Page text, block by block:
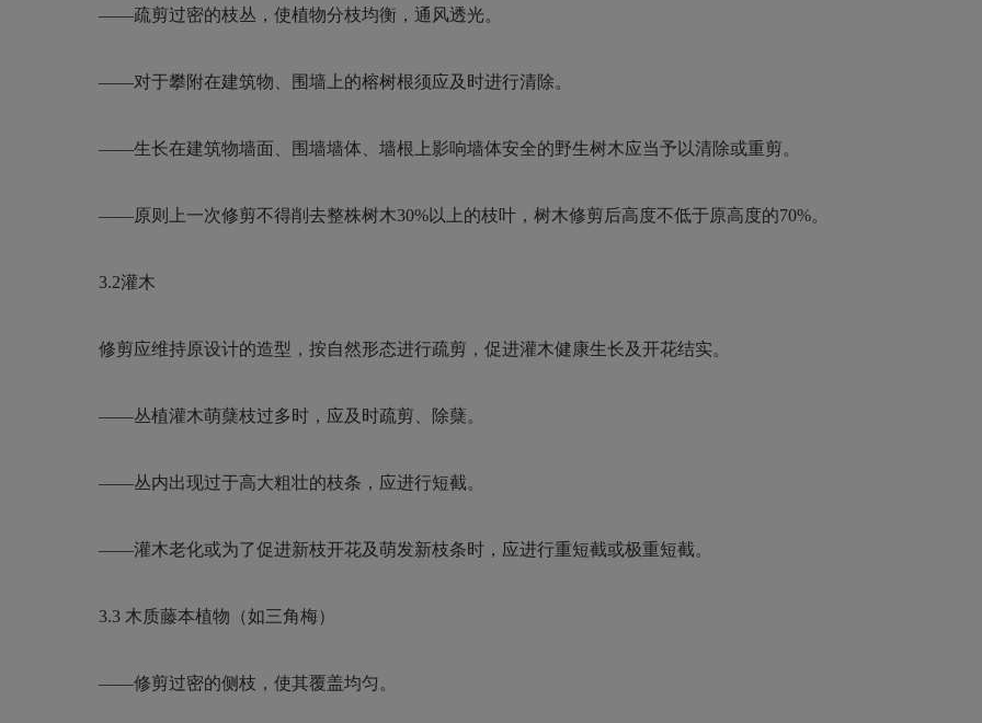
——疏剪过密的枝丛，使植物分枝均衡，通风透光。
——对于攀附在建筑物、围墙上的榕树根须应及时进行清除。
——生长在建筑物墙面、围墙墙体、墙根上影响墙体安全的野生树木应当予以清除或重剪。
——原则上一次修剪不得削去整株树木30%以上的枝叶，树木修剪后高度不低于原高度的70%。
3.2灌木
修剪应维持原设计的造型，按自然形态进行疏剪，促进灌木健康生长及开花结实。
——丛植灌木萌蘖枝过多时，应及时疏剪、除蘖。
——丛内出现过于高大粗壮的枝条，应进行短截。
——灌木老化或为了促进新枝开花及萌发新枝条时，应进行重短截或极重短截。
3.3 木质藤本植物（如三角梅）
——修剪过密的侧枝，使其覆盖均匀。